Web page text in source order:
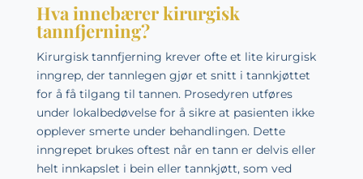
Hva innebærer kirurgisk
tannfjerning?
Kirurgisk tannfjerning krever ofte et lite kirurgisk
inngrep, der tannlegen gjør et snitt i tannkjøttet
for å få tilgang til tannen. Prosedyren utføres
under lokalbedøvelse for å sikre at pasienten ikke
opplever smerte under behandlingen. Dette
inngrepet brukes oftest når en tann er delvis eller
helt innkapslet i bein eller tannkjøtt, som ved